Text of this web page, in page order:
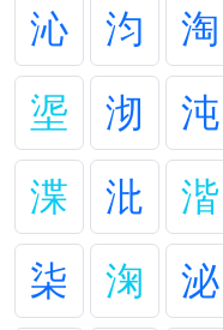
沁
汮 淘
埿
沏 沌
渫
沘 湝
柒
淗 泌